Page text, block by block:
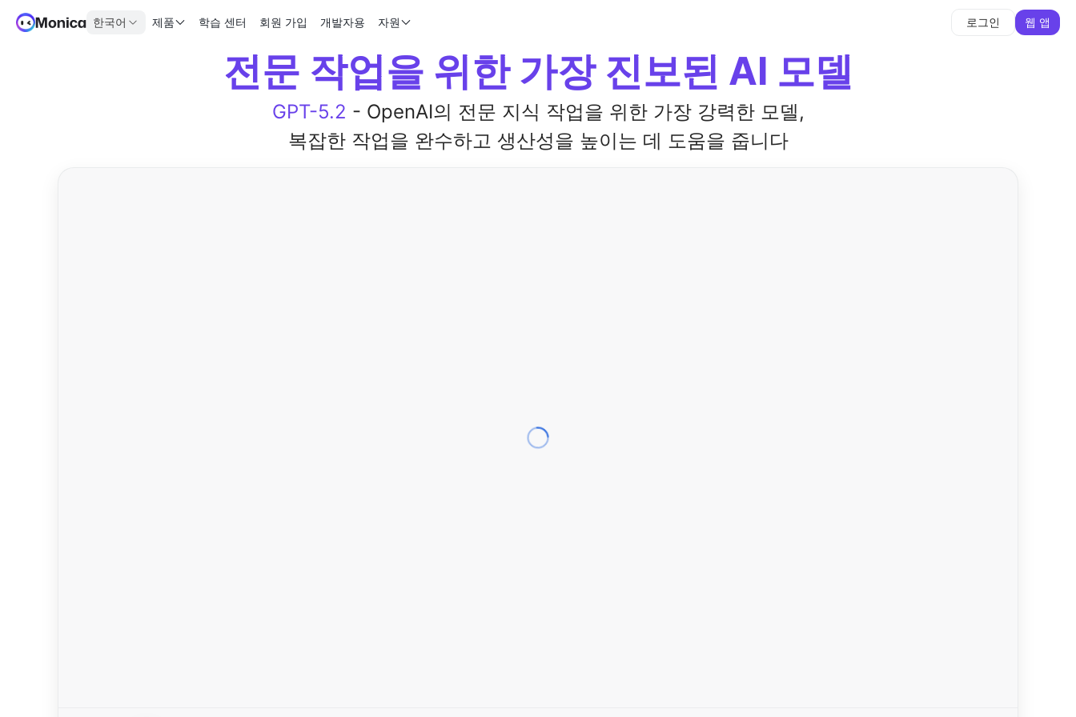
한국어 제품 학습 센터 회원 가입 개발자용 자원 로그인 웹 앱
전문 작업을 위한 가장 진보된 AI 모델
GPT-5.2 - OpenAI의 전문 지식 작업을 위한 가장 강력한 모델,
복잡한 작업을 완수하고 생산성을 높이는 데 도움을 줍니다